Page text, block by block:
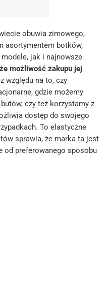
obuwia zimowego,
asortymentem botków,
jak i najnowsze
możliwość zakupu jej
względu na to, czy
gdzie możemy
czy też korzystamy z
dostęp do swojego
To elastyczne
sprawia, że marka ta jest
od preferowanego sposobu